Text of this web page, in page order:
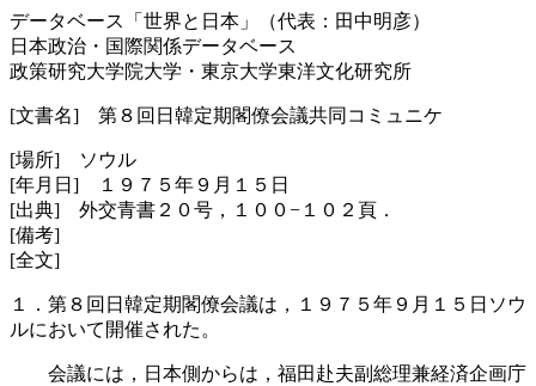
データベース「世界と日本」（代表：田中明彦）
日本政治・国際関係データベース
政策研究大学院大学・東京大学東洋文化研究所
[文書名] 第８回日韓定期閣僚会議共同コミュニケ
[場所] ソウル
[年月日] １９７５年９月１５日
[出典] 外交青書２０号，１００−１０２頁．
[備考]
[全文]
１．第８回日韓定期閣僚会議は，１９７５年９月１５日ソウ
ルにおいて開催された。
会議には，日本側からは，福田赴夫副総理兼経済企画庁